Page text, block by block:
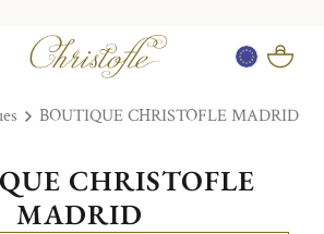
BOUTIQUE CHRISTOFLE MADRID
CHRISTOFLE
MADRID